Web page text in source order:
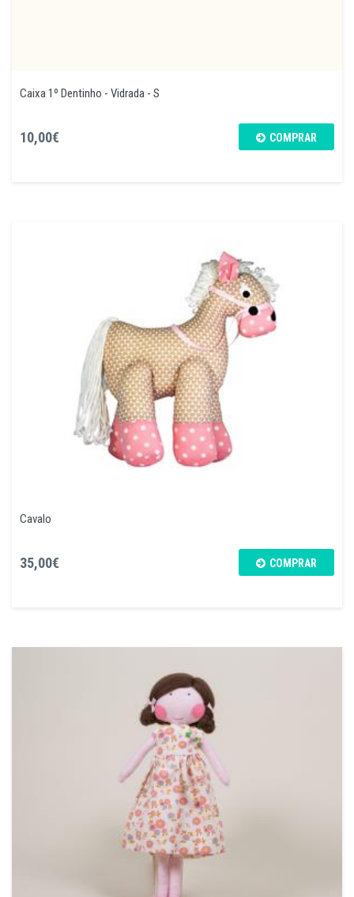
Caixa 1º Dentinho - Vidrada - S
10,00€ COMPRAR
Cavalo
35,00€ COMPRAR